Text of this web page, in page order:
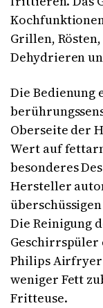
Grillen,
Dehydrieren
Die
Oberseite der
Wert auf
besonderes
Hersteller
Die Reinigung
Philips Airfryer
weniger Fett
Fritteuse.